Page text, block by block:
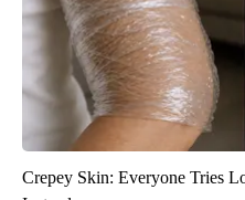
Crepey Skin: Everyone Tries